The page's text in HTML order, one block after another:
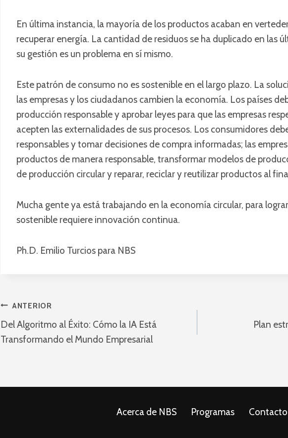
En última instancia, la mayoría de los productos acaban en
recuperar energía. La cantidad de residuos se ha duplicado en las
su gestión es un problema en sí mismo.
Este patrón de consumo no es sostenible en el largo plazo. La
las empresas y los ciudadanos cambien la economía. Los países
producción responsable y aprobar leyes para que las empresas
acepten las externalidades de sus procesos. Los consumidores
responsables y tomar decisiones de compra informadas; las
productos de manera responsable, transformar modelos de
de producción circular y reparar, reciclar y reutilizar productos al
Mucha gente ya está trabajando en la economía circular, para
sostenible requiere innovación continua.
Ph.D. Emilio Turcios para NBS
Navegación
De
ANTERIOR
Del Algoritmo al Éxito: Cómo la IA Está
Transformando el Mundo Empresarial
Plan
Acerca de NBS Programas Contacto